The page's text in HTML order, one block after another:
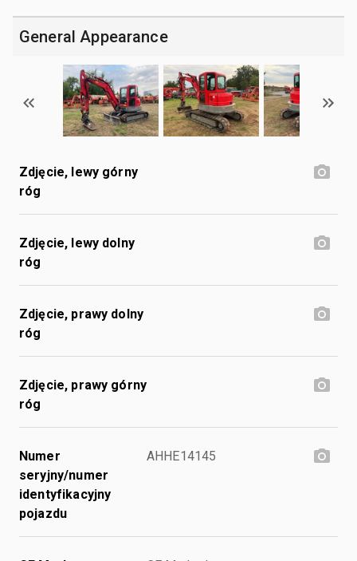
General Appearance
Zdjęcie, lewy górny
róg
Zdjęcie, lewy dolny
róg
Zdjęcie, prawy dolny
róg
Zdjęcie, prawy górny
róg
Numer
seryjny/numer
identyfikacyjny
pojazdu
AHHE14145